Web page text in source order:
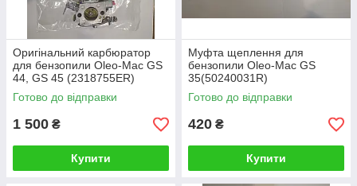
Оригінальний карбюратор
для бензопили Oleo-Mac GS
44, GS 45 (2318755ER)
Готово до відправки
1 500 ₴
Купити
Муфта щеплення для
бензопили Oleo-Mac GS
35(50240031R)
Готово до відправки
420 ₴
Купити